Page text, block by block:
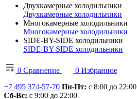
Двухкамерные холодильники
Двухкамерные холодильники
Многокамерные холодильники
Многокамерные холодильники
SIDE-BY-SIDE холодильники
SIDE-BY-SIDE холодильники
0 Сравнение 0 Избранное
+7 495 374-57-70 Пн-Пт: с 8:00 до 22:00
Сб-Вс: с 9:00 до 22:00